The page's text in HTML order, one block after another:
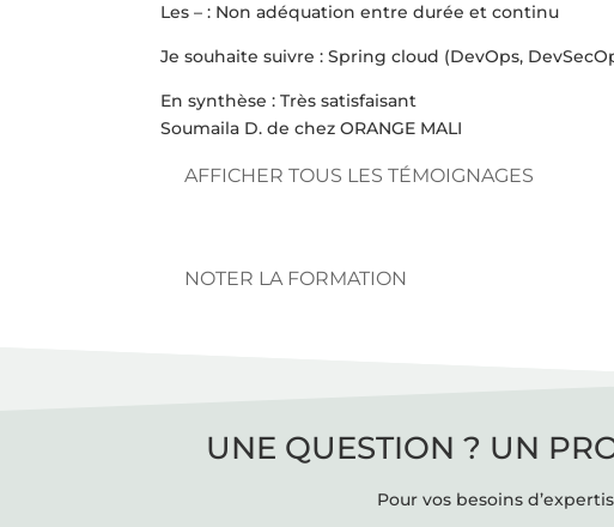
Les – : Non adéquation entre durée et continu
Je souhaite suivre : Spring cloud (DevOps,
En synthèse : Très satisfaisant
Soumaila D. de chez ORANGE MALI
AFFICHER TOUS LES TÉMOIGNAGES
NOTER LA FORMATION
UNE QUESTION ? UN
Pour vos besoins